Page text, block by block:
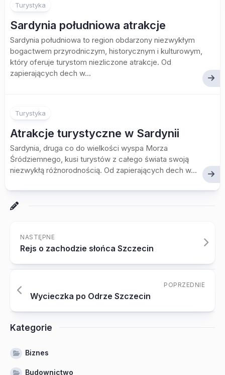
Turystyka
Sardynia południowa atrakcje
Sardynia południowa to region obdarzony niezwykłym
bogactwem przyrodniczym, historycznym i kulturowym,
który oferuje turystom niezliczone atrakcje. Od
zapierających dech w...
Turystyka
Atrakcje turystyczne w Sardynii
Sardynia, druga co do wielkości wyspa Morza
Śródziemnego, kusi turystów z całego świata swoją
niezwykłą różnorodnością. Od zapierających dech w...
NASTĘPNE
Rejs o zachodzie słońca Szczecin
POPRZEDNIE
Wycieczka po Odrze Szczecin
Kategorie
Biznes
Budownictwo